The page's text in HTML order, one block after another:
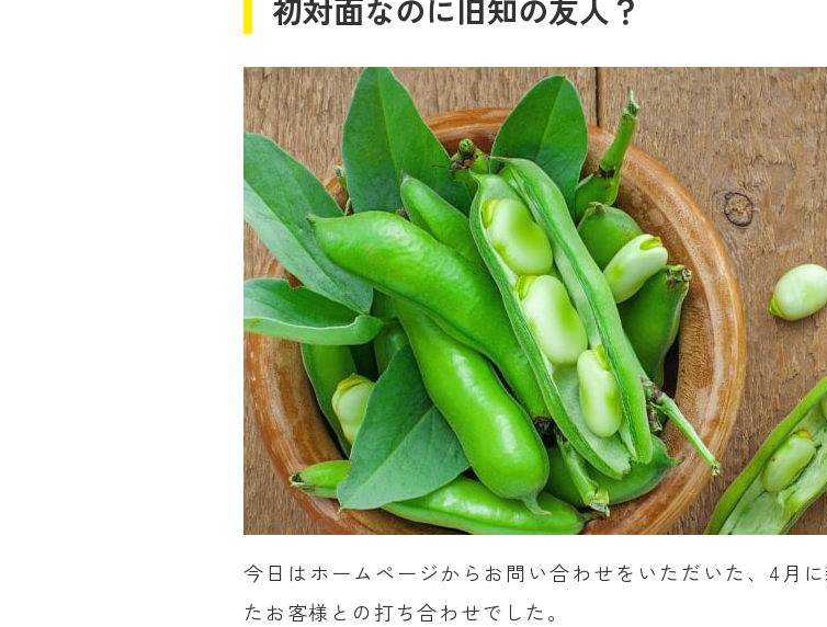
初対面なのに旧知の友人？
今日はホームページからお問い合わせをいただいた、4月
たお客様との打ち合わせでした。